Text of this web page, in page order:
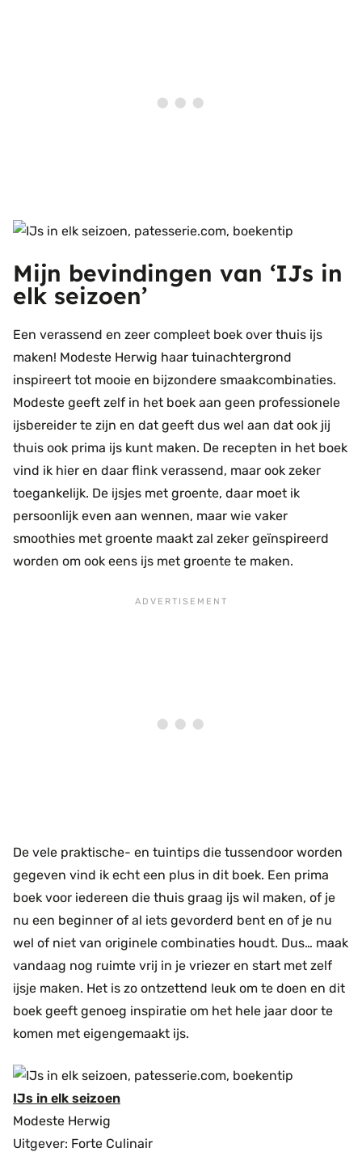
Mijn bevindingen van ‘IJs in
elk seizoen’
Een verassend en zeer compleet boek over thuis ijs
maken! Modeste Herwig haar tuinachtergrond
inspireert tot mooie en bijzondere smaakcombinaties.
Modeste geeft zelf in het boek aan geen professionele
ijsbereider te zijn en dat geeft dus wel aan dat ook jij
thuis ook prima ijs kunt maken. De recepten in het boek
vind ik hier en daar flink verassend, maar ook zeker
toegankelijk. De ijsjes met groente, daar moet ik
persoonlijk even aan wennen, maar wie vaker
smoothies met groente maakt zal zeker geïnspireerd
worden om ook eens ijs met groente te maken.
De vele praktische- en tuintips die tussendoor worden
gegeven vind ik echt een plus in dit boek. Een prima
boek voor iedereen die thuis graag ijs wil maken, of je
nu een beginner of al iets gevorderd bent en of je nu
wel of niet van originele combinaties houdt. Dus… maak
vandaag nog ruimte vrij in je vriezer en start met zelf
ijsje maken. Het is zo ontzettend leuk om te doen en dit
boek geeft genoeg inspiratie om het hele jaar door te
komen met eigengemaakt ijs.
IJs in elk seizoen
Modeste Herwig
Uitgever: Forte Culinair